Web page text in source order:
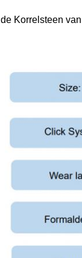
Korrelsteen